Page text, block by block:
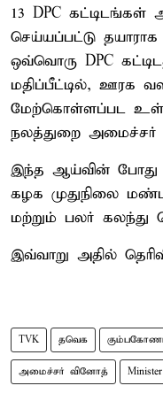
13 DPC
செய்யப்பட்டு
ஒவ்வொரு DPC
மதிப்பீட்டில், ஊரக
மேற்கொள்ளப்பட
நலத்துறை அமைச்சர்
இந்த ஆய்வின் போது
கழக முதுநிலை
மற்றும் பலர்
இவ்வாறு அதில்
TVK தவெக
அமைச்சர் வினோத்